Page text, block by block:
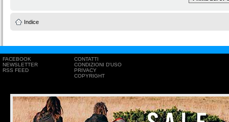
Indice
FACEBOOK
NEWSLETTER
RSS FEED
CONTATTI
CONDIZIONI D'USO
PRIVACY
COPYRIGHT